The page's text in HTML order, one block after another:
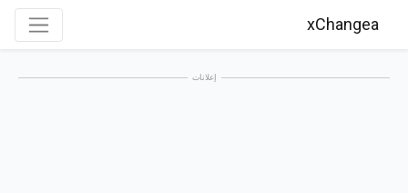
xChangea
إعلانات